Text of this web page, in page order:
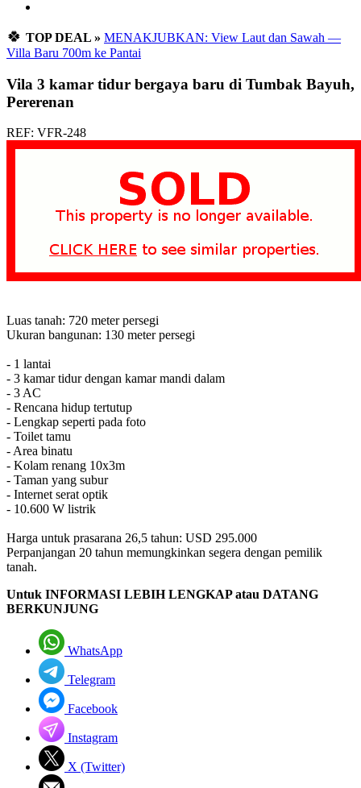
🍀 TOP DEAL » MENAKJUBKAN: View Laut dan Sawah —
Villa Baru 700m ke Pantai
Vila 3 kamar tidur bergaya baru di Tumbak Bayuh,
Pererenan
REF: VFR-248
Luas tanah: 720 meter persegi
Ukuran bangunan: 130 meter persegi
- 1 lantai
- 3 kamar tidur dengan kamar mandi dalam
- 3 AC
- Rencana hidup tertutup
- Lengkap seperti pada foto
- Toilet tamu
- Area binatu
- Kolam renang 10x3m
- Taman yang subur
- Internet serat optik
- 10.600 W listrik
Harga untuk prasarana 26,5 tahun: USD 295.000
Perpanjangan 20 tahun memungkinkan segera dengan pemilik
tanah.
Untuk INFORMASI LEBIH LENGKAP atau DATANG
BERKUNJUNG
WhatsApp
Telegram
Facebook
Instagram
X (Twitter)